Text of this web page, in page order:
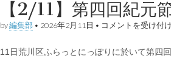
【2/11】第四回紀元
by編集部 • 2026年2月11日 • 【2/11】
回
コメントを受け付
11日荒川区ふらっとにっぽりに於いて第四